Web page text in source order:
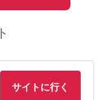
サイトに行く